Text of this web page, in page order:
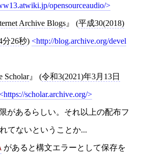
opensourceaudio/
Archive Blogs (平成30(2018)
分26秒) http://blog.archive.org/devel
Scholar (令和3(2021)年3月13日
https://scholar.archive.org/
があるらしい。それ以上の配布フ
てないということか...
があると構文エラーとして保存を